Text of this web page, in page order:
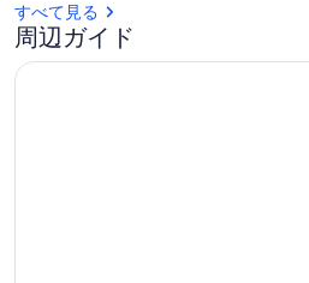
すべて見る
周辺ガイド